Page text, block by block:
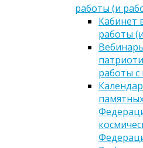
работы (и
Кабинет
работы
работы